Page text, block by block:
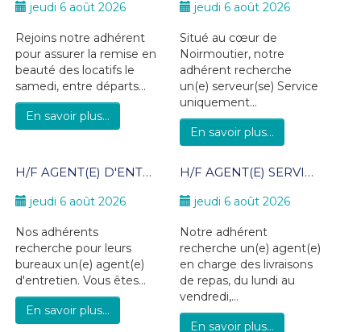
jeudi 6 août 2026
Rejoins notre adhérent
pour assurer la remise en
beauté des locatifs le
samedi, entre départs...
En savoir plus...
jeudi 6 août 2026
Situé au cœur de
Noirmoutier, notre
adhérent recherche
un(e) serveur(se) Service
uniquement...
En savoir plus...
H/F AGENT(E) D'ENTRETIEN - CDD 6 mois minimum - Noirmoutier en l'île / L'Herbaudière
jeudi 6 août 2026
Nos adhérents
recherche pour leurs
bureaux un(e) agent(e)
d'entretien. Vous êtes...
En savoir plus...
H/F AGENT(E) SERVICE PORTAGE DE REPAS - CDD à partir du 24/08/26 - CHALLANS
jeudi 6 août 2026
Notre adhérent
recherche un(e) agent(e)
en charge des livraisons
de repas, du lundi au
vendredi,...
En savoir plus...